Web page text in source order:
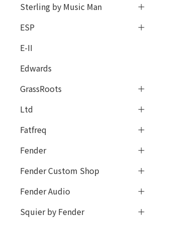
Sterling by Music Man
ESP
E-II
Edwards
GrassRoots
Ltd
Fatfreq
Fender
Fender Custom Shop
Fender Audio
Squier by Fender